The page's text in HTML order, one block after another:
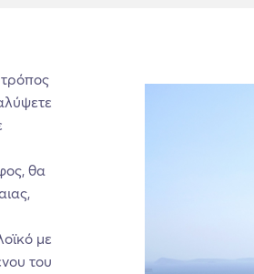
τρόπος
θα
με
του